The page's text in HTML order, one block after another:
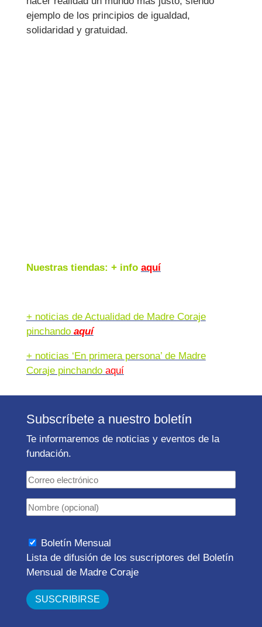
ejemplo de los principios de igualdad,
solidaridad y gratuidad.
Nuestras tiendas: + info aquí
+ noticias de Actualidad de Madre Coraje
pinchando aquí
+ noticias ‘En primera persona’ de Madre
Coraje pinchando aquí
Subscríbete a nuestro boletín
Te informaremos de noticias y eventos de la
fundación.
Boletín Mensual
Lista de difusión de los suscriptores del Boletín
Mensual de Madre Coraje